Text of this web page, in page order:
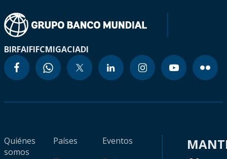
BIRFAIFIFCMIGACIADI
Quiénes
somos
Países
Eventos